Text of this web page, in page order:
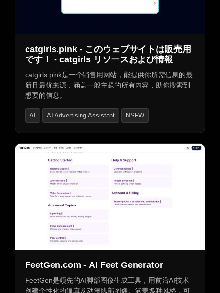
AI短视频生成器 AI口型同步生成器
catgirls.pink - このウェブサイトは販売用
です！ - catgirls リソースおよび情報
catgirls.pink是一个销售用网站，能提供你所需信息的最
新且最优来源，涵盖一般主题的所有内容，助你搜索到
想要的信息。
AI AI Advertising Assistant NSFW
FeetGen.com - AI Feet Generator
FeetGen是领先的AI脚部图像生成工具，用前沿AI技术
创建个性化的逼真及动漫脚部图像。涵盖多种风格，可